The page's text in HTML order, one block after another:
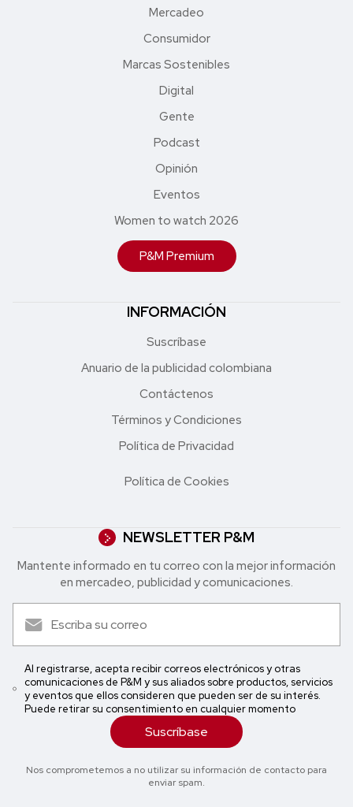
Mercadeo
Consumidor
Marcas Sostenibles
Digital
Gente
Podcast
Opinión
Eventos
Women to watch 2026
P&M Premium
INFORMACIÓN
Suscríbase
Anuario de la publicidad colombiana
Contáctenos
Términos y Condiciones
Política de Privacidad
Política de Cookies
NEWSLETTER P&M
Mantente informado en tu correo con la mejor in formación
en mercadeo, publicidad y comunicaciones.
Al registrarse, acepta recibir correos electrónicos y otras
comunicaciones de P&M y sus aliados sobre productos, servicios
y eventos que ellos consideren que pueden ser de su interés.
Puede retirar su consentimiento en cualquier momento
Suscríbase
Nos comprometemos a no utilizar su información de contacto para
enviar spam.